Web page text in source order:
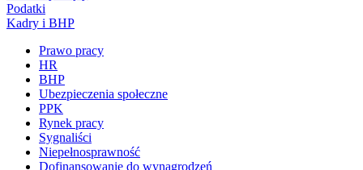
Podatki
Kadry i BHP
Prawo pracy
HR
BHP
Ubezpieczenia społeczne
PPK
Rynek pracy
Sygnaliści
Niepełnosprawność
Dofinansowanie do wynagrodzeń